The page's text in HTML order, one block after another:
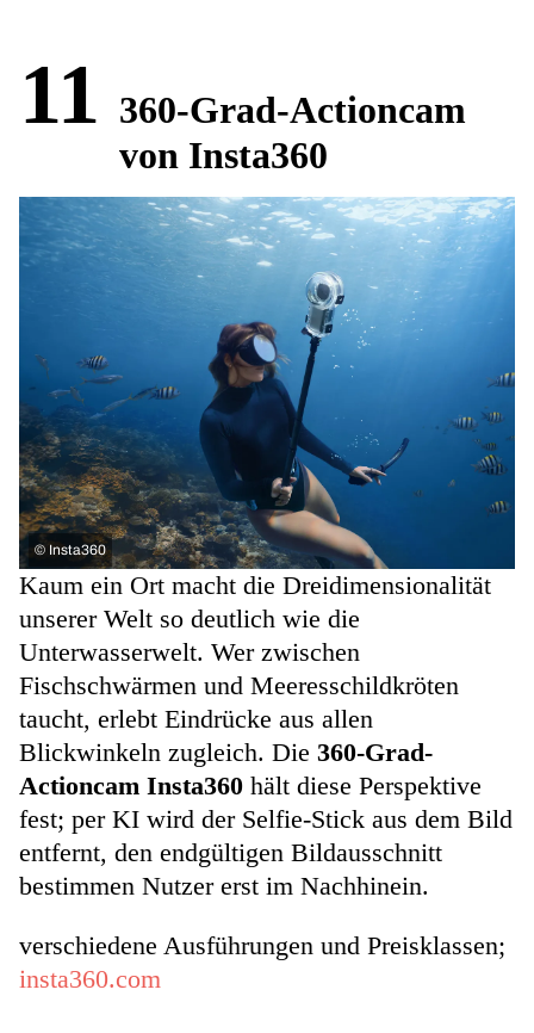
11 360-Grad-Actioncam
von Insta360
© Insta360
Kaum ein Ort macht die Dreidimensionalität
unserer Welt so deutlich wie die
Unterwasserwelt. Wer zwischen
Fischschwärmen und Meeresschildkröten
taucht, erlebt Eindrücke aus allen
Blickwinkeln zugleich. Die 360-Grad-
Actioncam Insta360 hält diese Perspektive
fest; per KI wird der Selfie-Stick aus dem Bild
entfernt, den endgültigen Bildausschnitt
bestimmen Nutzer erst im Nachhinein.
verschiedene Ausführungen und Preisklassen;
insta360.com